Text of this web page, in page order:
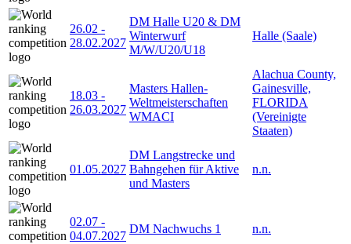
26.02 -
28.02.2027
DM Halle U20 & DM
Winterwurf
M/W/U20/U18
Halle (Saale)
18.03 -
26.03.2027
Masters Hallen-
Weltmeisterschaften
WMACI
Alachua County,
Gainesville,
FLORIDA
(Vereinigte
Staaten)
01.05.2027
DM Langstrecke und
Bahngehen für Aktive
und Masters
n.n.
02.07 -
04.07.2027
DM Nachwuchs 1 n.n.